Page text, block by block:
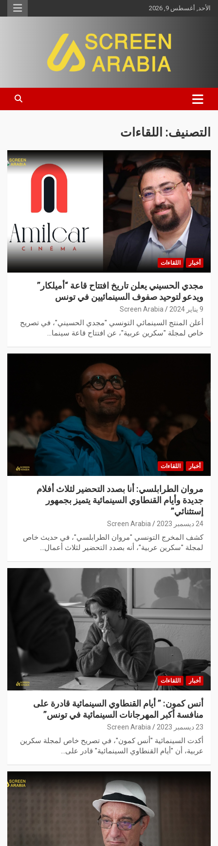
الأحد, أغسطس 9, 2026
Screen Arabia
التصنيف: اللقاءات
أخبار اللقاءات
مجدي الحسيني يعلن تاريخ افتتاح قاعة “أميلكار”
ويدعو لتوحيد صفوف السينمائيين في تونس
9 يناير 2024 Screen Arabia
أعلن المنتج السينمائي التونسي "مجدي الحسيني"، في تصريح
خاص لمجلة "سكرين عربية"، عن افتتاح قاعة سينما…
أخبار اللقاءات
مروان الطرابلسي: أنا بصدد التحضير لثلاث أفلام
جديدة وأيام القنطاوي السينمائية يتميز بجمهور
إستثنائي”
24 ديسمبر 2023 Screen Arabia
كشف المخرج التونسي "مروان الطرابلسي"، في حديث خاص
لمجلة "سكرين عربية"، أنه بصدد التحضير لثلاث أعمال…
أخبار اللقاءات
أنس كمون: ” أيام القنطاوي السينمائية قادرة على
منافسة أكبر المهرجانات السينمائية في تونس”
23 ديسمبر 2023 Screen Arabia
أكدت السينمائية "أنس كمون"، في تصريح خاص لمجلة سكرين
عربية، أن "أيام القنطاوي السينمائية" قادر على…